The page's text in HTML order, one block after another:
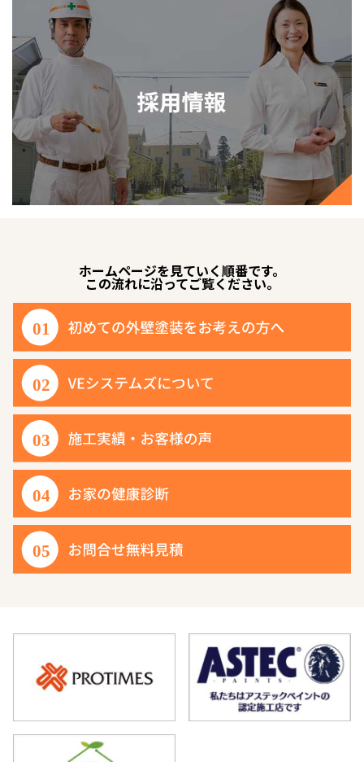
ホームページを見ていく順番です。
この流れに沿ってご覧ください。